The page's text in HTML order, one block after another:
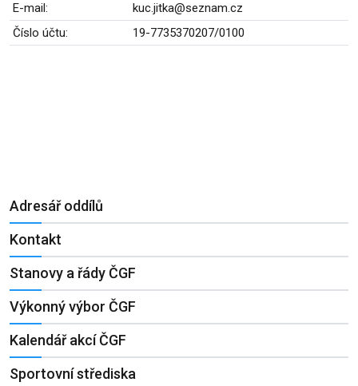
E-mail:
kuc.jitka@seznam.cz
Číslo účtu:
19-7735370207/0100
Adresář oddílů
Kontakt
Stanovy a řády ČGF
Výkonný výbor ČGF
Kalendář akcí ČGF
Sportovní střediska